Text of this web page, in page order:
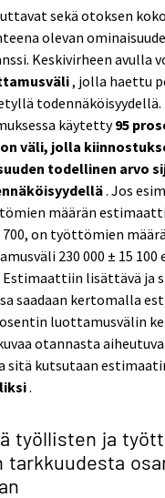
sekä otoksen
olevan
Keskivirheen avulla
, jolla haettu
todennäköisyydellä.
käytetty95
väli, jolla
todellinen arvo
. Jos
määrän estimaatti
700, on työttömien
230 000 ± 15 100
Estimaattiin lisättävä ja
saadaan kertomalla
luottamusvälin
otannasta
sitä kutsutaan
.
työllisten ja
tarkkuudesta